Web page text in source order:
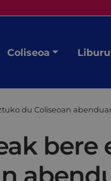
Coliseoa
du Coliseoan
bere